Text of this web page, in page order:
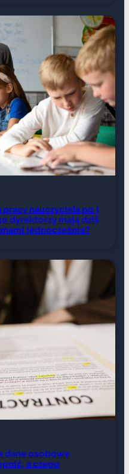
nauczyciela po 1
dyrektorzy mają dziś
jednocześnie?
dane osobowe
a czego